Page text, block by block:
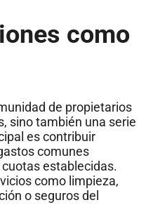
como
de propietarios
sino también una serie
es contribuir
comunes
establecidas.
como limpieza,
o seguros del